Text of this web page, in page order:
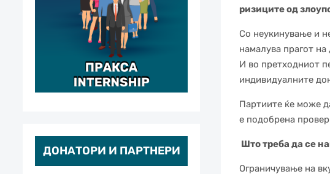
ДОНАТОРИ И ПАРТНЕРИ
ризиците од
Со неукинување и
намалува прагот
И во претходниот
индивидуалните
Партиите ќе може
е подобрена
Што треба да се
Ограничување на